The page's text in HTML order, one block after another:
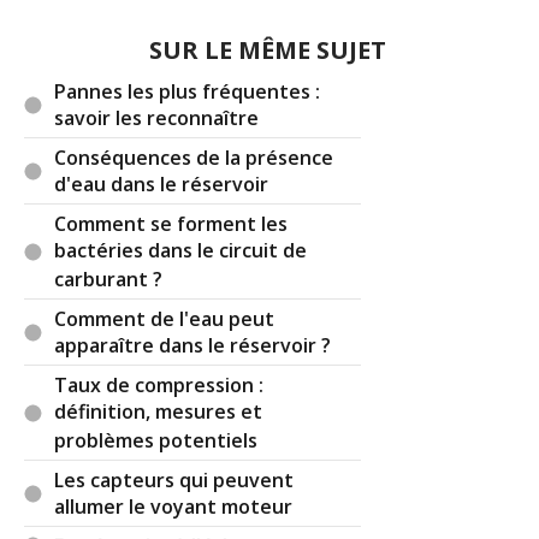
on m'annonce un boitier abs hs.
Cependant, en rentrant chez moi, le frein droit
s'est remis à fonctionner comme avant. Selon
vous, de quoi s'agit-il ?
Cordialement,
Il y a12réaction(s) sur ce commentaire :
ParRay Kourgarou
TOP CONTRIBUTEUR
(2022-08-24 12:28:11) : Il peut effectivement s'agir
d'un souci au niveau du boîtier ABS, par exemple
un clapet qui ne fonctionne pas bien, ou
simplement un petit problème de purge qu'il
serait nécessaire de refaire avec un appareil
dédié.
SUR LE MÊME SUJET
Pannes les plus fréquentes :
savoir les reconnaître
Conséquences de la présence
d'eau dans le réservoir
Comment se forment les
bactéries dans le circuit de
carburant ?
Comment de l'eau peut
apparaître dans le réservoir ?
Taux de compression :
définition, mesures et
problèmes potentiels
Les capteurs qui peuvent
allumer le voyant moteur